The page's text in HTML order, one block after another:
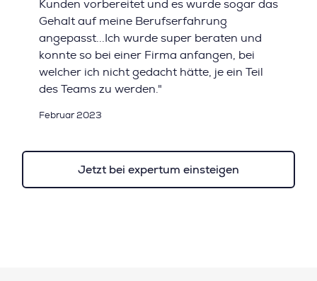
Kunden vorbereitet und es wurde sogar das
Gehalt auf meine Berufserfahrung
angepasst...Ich wurde super beraten und
konnte so bei einer Firma anfangen, bei
welcher ich nicht gedacht hätte, je ein Teil
des Teams zu werden."
Februar 2023
Jetzt bei expertum einsteigen